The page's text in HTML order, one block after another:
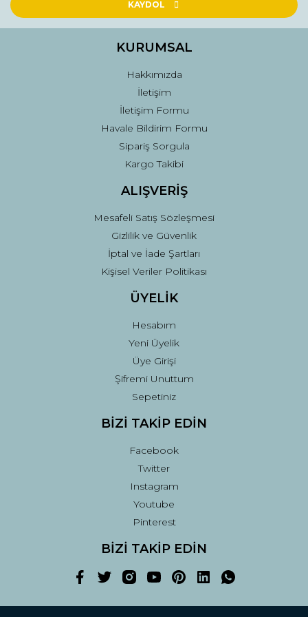
Ürün açıklamasında eksik bilgiler bulunuyor.
Ürün fiyatı diğer sitelerden daha pahalı.
Gönder
KAYDOL
KURUMSAL
Hakkımızda
İletişim
İletişim Formu
Havale Bildirim Formu
Sipariş Sorgula
Kargo Takibi
ALIŞVERİŞ
Mesafeli Satış Sözleşmesi
Gizlilik ve Güvenlik
İptal ve İade Şartları
Kişisel Veriler Politikası
ÜYELİK
Hesabım
Yeni Üyelik
Üye Girişi
Şifremi Unuttum
Sepetiniz
BİZİ TAKİP EDİN
Facebook
Twitter
Instagram
Youtube
Pinterest
BİZİ TAKİP EDİN